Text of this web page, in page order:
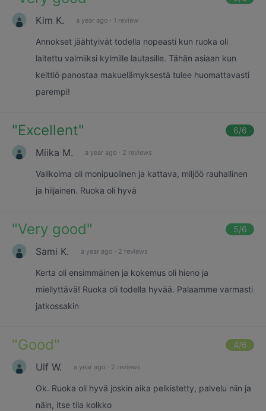
Kim K. a year ago · 1 review
Annokset jäähtyivät todella nopeasti kun ruoka oli
laitettu valmiiksi kylmille lautasille. Tähän asiaan kun
keittiö panostaa makuelämyksestä tulee huomattavasti
parempi!
"Excellent" 6/6
Miika M. a year ago · 2 reviews
Valikoima oli monipuolinen ja kattava, miljöö rauhallinen
ja hiljainen. Ruoka oli hyvä
"Very good" 5/6
Sami K. a year ago · 2 reviews
Kerta oli ensimmäinen ja kokemus oli hieno ja
miellyttävä! Ruoka oli todella hyvää. Palaamme varmasti
jatkossakin
"Good" 4/6
Ulf W. a year ago · 2 reviews
Ok. Ruoka oli hyvä joskin aika pelkistetty, palvelu niin ja
näin, itse tila kolkko